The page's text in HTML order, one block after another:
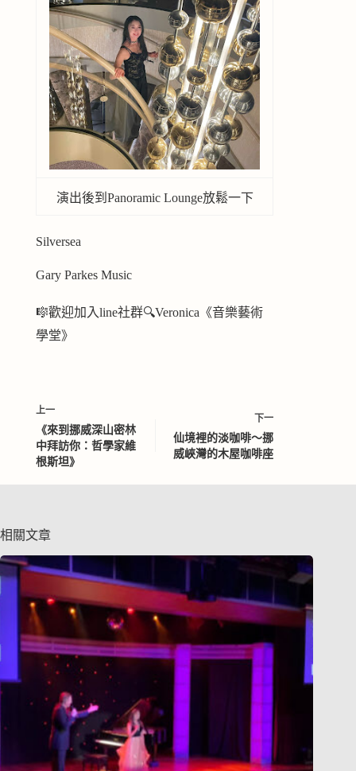
演出後到Panoramic Lounge放鬆一下
Silversea
Gary Parkes Music
🎼歡迎加入line社群🔍Veronica《音樂藝術
學堂》
上一
《來到挪威深山密林
中拜訪你：哲學家維
根斯坦》
下一
仙境裡的淡咖啡～挪
威峽灣的木屋咖啡座
相關文章